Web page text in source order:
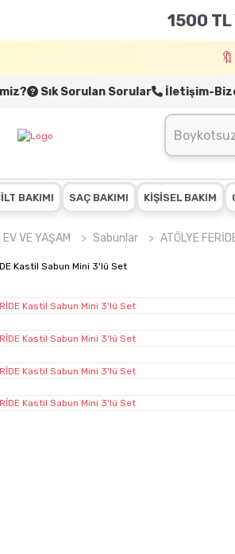
1500 TL
Sık Sorulan Sorular İletişim-
BAKIMI SAÇ BAKIMI KİŞİSEL BAKIM
EV VE YAŞAM Sabunlar ATÖLYE